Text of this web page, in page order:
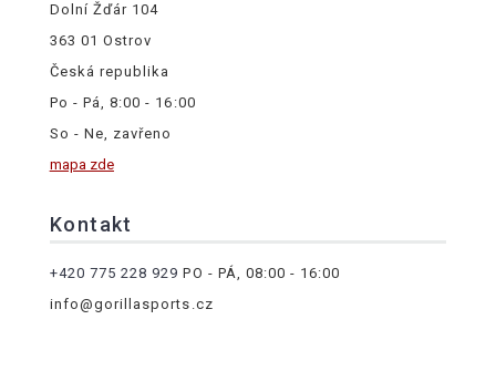
Dolní Žďár 104
363 01 Ostrov
Česká republika
Po - Pá, 8:00 - 16:00
So - Ne, zavřeno
mapa zde
Kontakt
+420 775 228 929 PO - PÁ, 08:00 - 16:00
info@gorillasports.cz